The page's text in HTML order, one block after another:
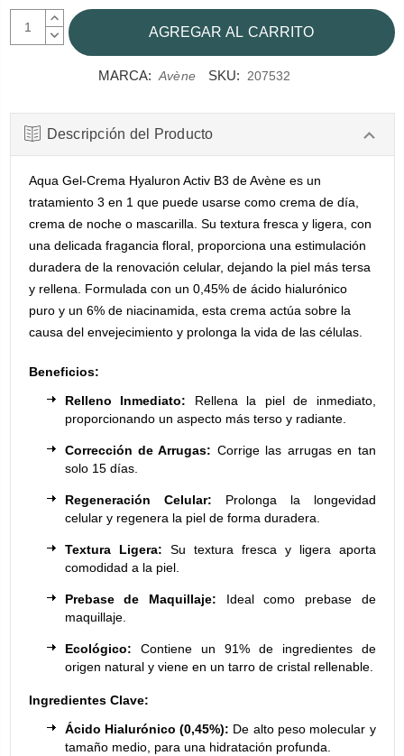
AUMENTAR
CANTIDAD:
DISMINUIR
CANTIDAD:
MARCA: Avène SKU: 207532
Descripción del Producto
Aqua Gel-Crema Hyaluron Activ B3 de Avène es un
tratamiento 3 en 1 que puede usarse como crema de día,
crema de noche o mascarilla. Su textura fresca y ligera, con
una delicada fragancia floral, proporciona una estimulación
duradera de la renovación celular, dejando la piel más tersa
y rellena. Formulada con un 0,45% de ácido hialurónico
puro y un 6% de niacinamida, esta crema actúa sobre la
causa del envejecimiento y prolonga la vida de las células.
Beneficios:
Relleno Inmediato: Rellena la piel de inmediato,
proporcionando un aspecto más terso y radiante.
Corrección de Arrugas: Corrige las arrugas en tan
solo 15 días.
Regeneración Celular: Prolonga la longevidad
celular y regenera la piel de forma duradera.
Textura Ligera: Su textura fresca y ligera aporta
comodidad a la piel.
Prebase de Maquillaje: Ideal como prebase de
maquillaje.
Ecológico: Contiene un 91% de ingredientes de
origen natural y viene en un tarro de cristal rellenable.
Ingredientes Clave:
Ácido Hialurónico (0,45%): De alto peso molecular y
tamaño medio, para una hidratación profunda.